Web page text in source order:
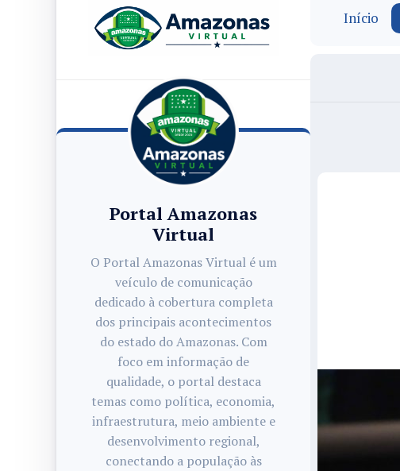
Portal Amazonas
Virtual
O Portal Amazonas Virtual é um
veículo de comunicação
dedicado à cobertura completa
dos principais acontecimentos
do estado do Amazonas. Com
foco em informação de
qualidade, o portal destaca
temas como política, economia,
infraestrutura, meio ambiente e
desenvolvimento regional,
conectando a população às
Início